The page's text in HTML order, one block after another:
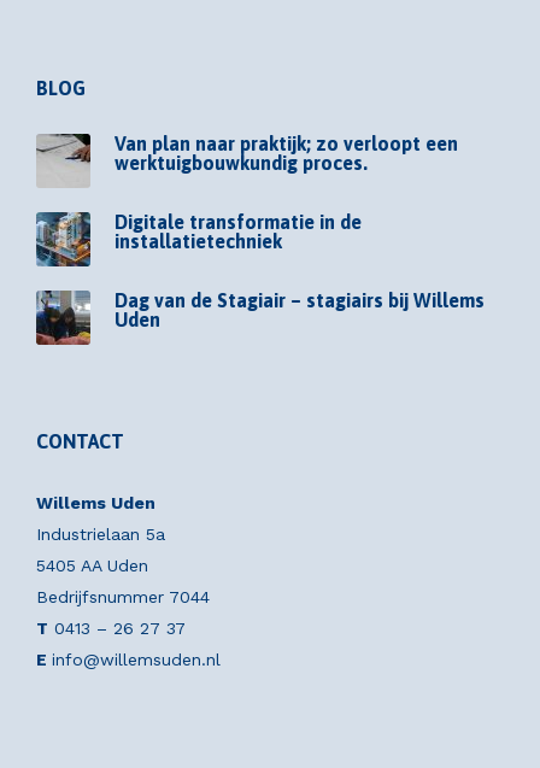
BLOG
Van plan naar praktijk; zo verloopt een
werktuigbouwkundig proces.
Digitale transformatie in de
installatietechniek
Dag van de Stagiair – stagiairs bij Willems
Uden
CONTACT
Willems Uden
Industrielaan 5a
5405 AA Uden
Bedrijfsnummer 7044
T 0413 – 26 27 37
E info@willemsuden.nl